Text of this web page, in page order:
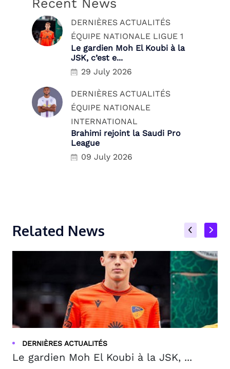
Recent News
DERNIÈRES ACTUALITÉS
ÉQUIPE NATIONALE LIGUE 1
Le gardien Moh El Koubi à la
JSK, c’est e...
29 July 2026
DERNIÈRES ACTUALITÉS
ÉQUIPE NATIONALE
INTERNATIONAL
Brahimi rejoint la Saudi Pro
League
09 July 2026
Related News
DERNIÈRES ACTUALITÉS
Le gardien Moh El Koubi à la JSK, ...